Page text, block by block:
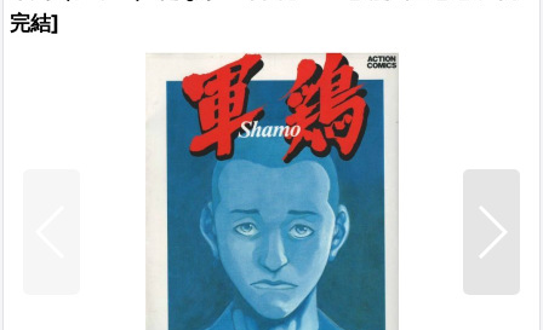
完結]